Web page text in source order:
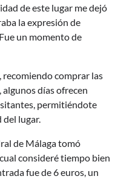
de este lugar me dejó
la expresión de
un momento de
recomiendo comprar las
días ofrecen
permitiéndote
lugar.
de Málaga tomó
consideré tiempo bien
fue de 6 euros, un